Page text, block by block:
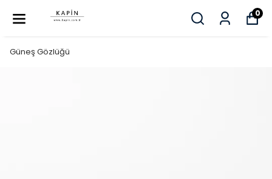
0
Güneş Gözlüğü